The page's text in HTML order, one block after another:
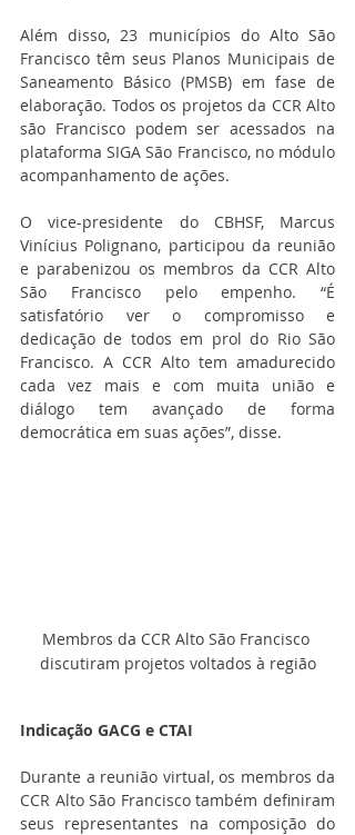
Além disso, 23 municípios do Alto São
Francisco têm seus Planos Municipais de
Saneamento Básico (PMSB) em fase de
elaboração. Todos os projetos da CCR Alto
são Francisco podem ser acessados na
plataforma SIGA São Francisco, no módulo
acompanhamento de ações.
O vice-presidente do CBHSF, Marcus
Vinícius Polignano, participou da reunião
e parabenizou os membros da CCR Alto
São Francisco pelo empenho. “É
satisfatório ver o compromisso e
dedicação de todos em prol do Rio São
Francisco. A CCR Alto tem amadurecido
cada vez mais e com muita união e
diálogo tem avançado de forma
democrática em suas ações”, disse.
Membros da CCR Alto São Francisco
discutiram projetos voltados à região
Indicação GACG e CTAI
Durante a reunião virtual, os membros da
CCR Alto São Francisco também definiram
seus representantes na composição do